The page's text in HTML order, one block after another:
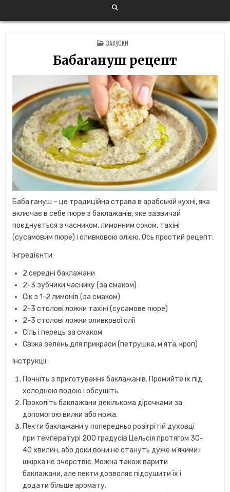
POSTED
IN
ЗАКУСКИ
Бабагануш рецепт
Баба гануш – це традиційна страва в арабській кухні, яка
включає в себе пюре з баклажанів, яке зазвичай
поєднується з часником, лимонним соком, тахіні
(сусамовим пюре) і оливковою олією. Ось простий рецепт:
Інгредієнти:
2 середні баклажани
2-3 зубчики часнику (за смаком)
Сік з 1-2 лимонів (за смаком)
2-3 столові ложки тахіні (сусамове пюре)
2-3 столові ложки оливкової олії
Сіль і перець за смаком
Свіжа зелень для прикраси (петрушка, м’ята, кроп)
Інструкції:
Почніть з приготування баклажанів. Промийте їх під
холодною водою і обсушіть.
Проколіть баклажани декількома дірочками за
допомогою вилки або ножа.
Пекти баклажани у попередньо розігрітій духовці
при температурі 200 градусів Цельсія протягом 30-
40 хвилин, або доки вони не стануть дуже м’якими і
шкірка не зчерствіє. Можна також варити
баклажани, але пекти дозволяє підсушити їх і
додати більше аромату.